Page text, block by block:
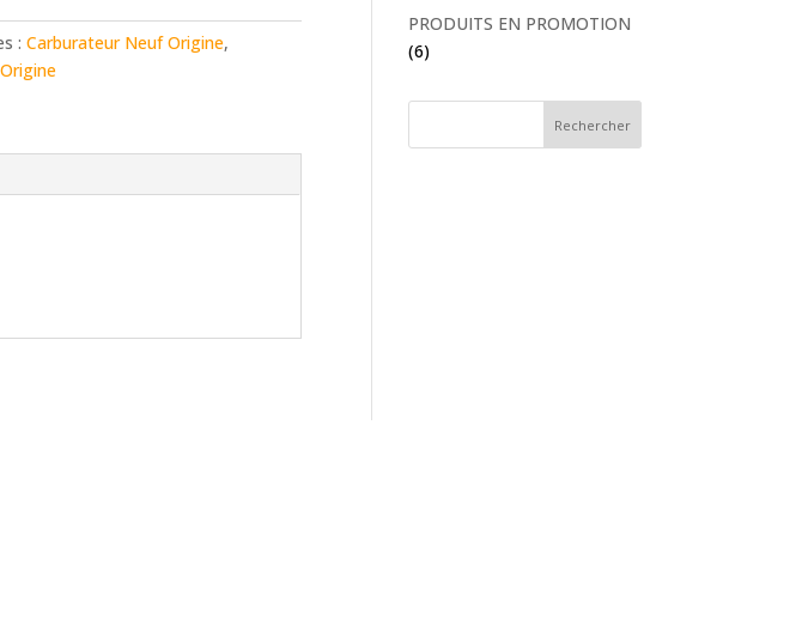
:Carburateur Neuf Origine,
PRODUITS EN PROMOTION
(6)